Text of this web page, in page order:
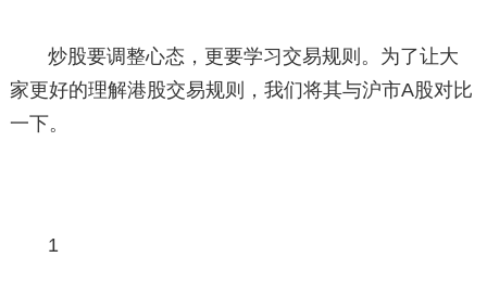
炒股要调整心态，更要学习交易规则。为了让大
家更好的理解港股交易规则，我们将其与沪市A股对比
一下。
1